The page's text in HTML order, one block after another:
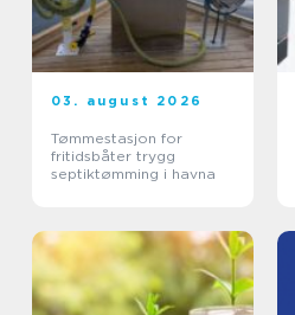
03. august 2026
Tømmestasjon for
fritidsbåter trygg
septiktømming i havna